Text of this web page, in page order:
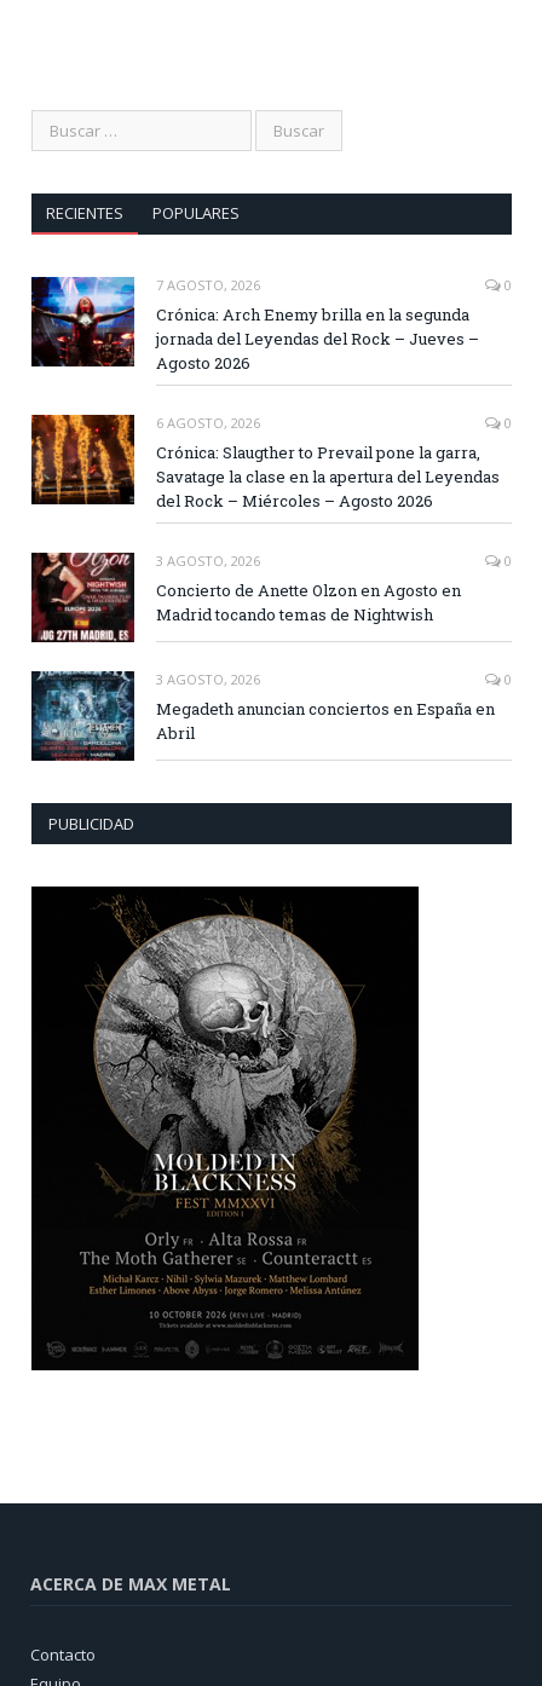
RECIENTES POPULARES
7 AGOSTO, 2026 0
Crónica: Arch Enemy brilla en la segunda
jornada del Leyendas del Rock – Jueves –
Agosto 2026
6 AGOSTO, 2026 0
Crónica: Slaugther to Prevail pone la garra,
Savatage la clase en la apertura del Leyendas
del Rock – Miércoles – Agosto 2026
3 AGOSTO, 2026 0
Concierto de Anette Olzon en Agosto en
Madrid tocando temas de Nightwish
3 AGOSTO, 2026 0
Megadeth anuncian conciertos en España en
Abril
PUBLICIDAD
ACERCA DE MAX METAL
Contacto